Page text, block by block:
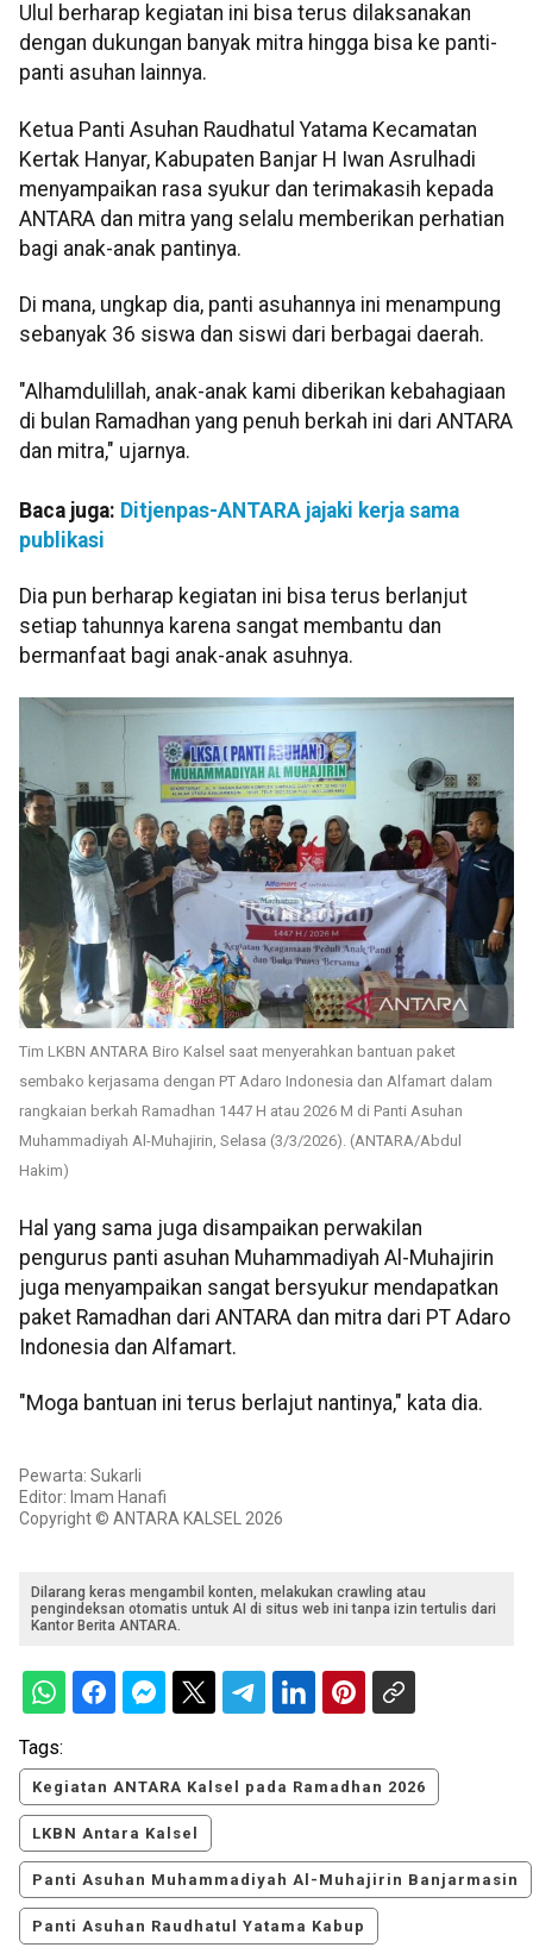
Ulul berharap kegiatan ini bisa terus dilaksanakan
dengan dukungan banyak mitra hingga bisa ke panti-
panti asuhan lainnya.
Ketua Panti Asuhan Raudhatul Yatama Kecamatan
Kertak Hanyar, Kabupaten Banjar H Iwan Asrulhadi
menyampaikan rasa syukur dan terimakasih kepada
ANTARA dan mitra yang selalu memberikan perhatian
bagi anak-anak pantinya.
Di mana, ungkap dia, panti asuhannya ini menampung
sebanyak 36 siswa dan siswi dari berbagai daerah.
"Alhamdulillah, anak-anak kami diberikan kebahagiaan
di bulan Ramadhan yang penuh berkah ini dari ANTARA
dan mitra," ujarnya.
Baca juga: Ditjenpas-ANTARA jajaki kerja sama
publikasi
Dia pun berharap kegiatan ini bisa terus berlanjut
setiap tahunnya karena sangat membantu dan
bermanfaat bagi anak-anak asuhnya.
Tim LKBN ANTARA Biro Kalsel saat menyerahkan bantuan paket
sembako kerjasama dengan PT Adaro Indonesia dan Alfamart dalam
rangkaian berkah Ramadhan 1447 H atau 2026 M di Panti Asuhan
Muhammadiyah Al-Muhajirin, Selasa (3/3/2026). (ANTARA/Abdul
Hakim)
Hal yang sama juga disampaikan perwakilan
pengurus panti asuhan Muhammadiyah Al-Muhajirin
juga menyampaikan sangat bersyukur mendapatkan
paket Ramadhan dari ANTARA dan mitra dari PT Adaro
Indonesia dan Alfamart.
"Moga bantuan ini terus berlajut nantinya," kata dia.
Pewarta: Sukarli
Editor: Imam Hanafi
Copyright © ANTARA KALSEL 2026
Dilarang keras mengambil konten, melakukan crawling atau
pengindeksan otomatis untuk AI di situs web ini tanpa izin tertulis dari
Kantor Berita ANTARA.
Tags:
Kegiatan ANTARA Kalsel pada Ramadhan 2026
LKBN Antara Kalsel
Panti Asuhan Muhammadiyah Al-Muhajirin Banjarmasin
Panti Asuhan Raudhatul Yatama Kabup